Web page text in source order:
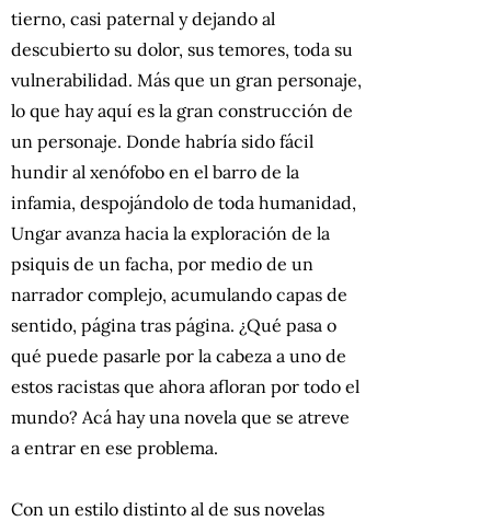
tierno, casi paternal y dejando al
descubierto su dolor, sus temores, toda su
vulnerabilidad. Más que un gran personaje,
lo que hay aquí es la gran construcción de
un personaje. Donde habría sido fácil
hundir al xenófobo en el barro de la
infamia, despojándolo de toda humanidad,
Ungar avanza hacia la exploración de la
psiquis de un facha, por medio de un
narrador complejo, acumulando capas de
sentido, página tras página. ¿Qué pasa o
qué puede pasarle por la cabeza a uno de
estos racistas que ahora afloran por todo el
mundo? Acá hay una novela que se atreve
a entrar en ese problema.
Con un estilo distinto al de sus novelas